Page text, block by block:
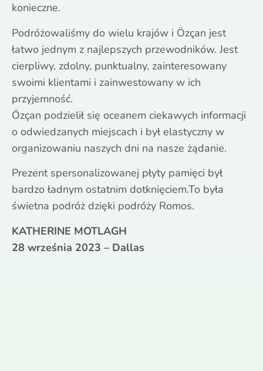
konieczne.
Podróżowaliśmy do wielu krajów i Özçan jest
łatwo jednym z najlepszych przewodników. Jest
cierpliwy, zdolny, punktualny, zainteresowany
swoimi klientami i zainwestowany w ich
przyjemność.
Özçan podzielił się oceanem ciekawych informacji
o odwiedzanych miejscach i był elastyczny w
organizowaniu naszych dni na nasze żądanie.
Prezent spersonalizowanej płyty pamięci był
bardzo ładnym ostatnim dotknięciem.To była
świetna podróż dzięki podróży Romos.
KATHERINE MOTLAGH
28 września 2023 – Dallas